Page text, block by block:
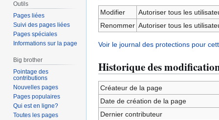
Modifier
Autoriser tous les
Renommer Autoriser tous les
Voir le journal des protections pour
Historique des
Créateur de la page
Date de création de la page
Dernier contributeur
Outils
Pages liées
Suivi des pages liées
Pages spéciales
Informations sur la page
Big brother
Pointage des
contributions
Nouvelles pages
Pages populaires
Qui est en ligne?
Toutes les pages